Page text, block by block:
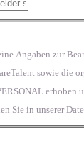
Angaben zur
verarbeitet werden.
Weitere